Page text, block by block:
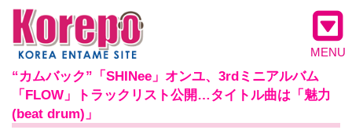
MENU
“カムバック”「SHINee」オンユ、3rdミニアルバム
「FLOW」トラックリスト公開…タイトル曲は「魅力
(beat drum)」